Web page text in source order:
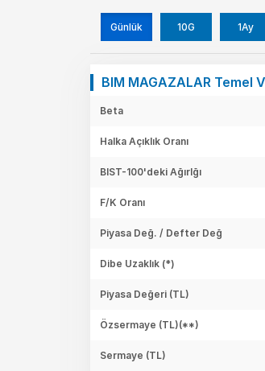
Günlük 10G 1Ay
BIM MAGAZALAR Temel
Beta
Halka Açıklık Oranı
BIST-100'deki Ağırlğı
F/K Oranı
Piyasa Değ. / Defter Değ
Dibe Uzaklık (*)
Piyasa Değeri (TL)
Özsermaye (TL)(**)
Sermaye (TL)